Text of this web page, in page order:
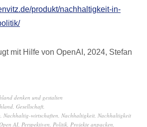
produkt/nachhaltigkeit-in-
mit Hilfe von OpenAI, 2024, Stefan
denken und gestalten
, Gesellschaft,
, Nachhaltig-wirtschaften, Nachhaltigkeit, Nachhaltigkeit
AI, Perspektiven, Politik, Projekte anpacken,